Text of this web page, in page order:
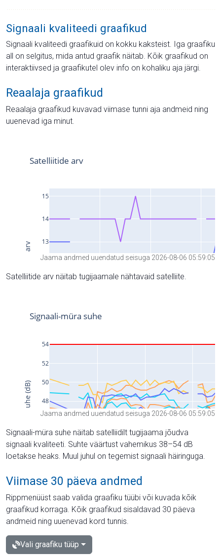
Signaali kvaliteedi graafikud
Signaali kvaliteedi graafikuid on kokku kaksteist. Iga graafiku
all on selgitus, mida antud graafik näitab. Kõik graafikud on
interaktiivsed ja graafikutel olev info on kohaliku aja järgi.
Reaalaja graafikud
Reaalaja graafikud kuvavad viimase tunni aja andmeid ning
uuenevad iga minut.
Jaama andmed uuendatud seisuga 2026-08-06 05:59:05
Satelliitide arv näitab tugijaamale nähtavaid satelliite.
Jaama andmed uuendatud seisuga 2026-08-06 05:59:05
Signaali-müra suhe näitab satelliidilt tugijaama jõudva
signaali kvaliteeti. Suhte väärtust vahemikus 38–54 dB
loetakse heaks. Muul juhul on tegemist signaali häiringuga.
Viimase 30 päeva andmed
Rippmenüüst saab valida graafiku tüübi või kuvada kõik
graafikud korraga. Kõik graafikud sisaldavad 30 päeva
andmeid ning uuenevad kord tunnis.
Vali graafiku tüüp